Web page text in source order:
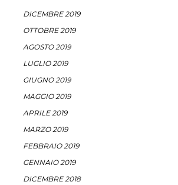
DICEMBRE 2019
OTTOBRE 2019
AGOSTO 2019
LUGLIO 2019
GIUGNO 2019
MAGGIO 2019
APRILE 2019
MARZO 2019
FEBBRAIO 2019
GENNAIO 2019
DICEMBRE 2018